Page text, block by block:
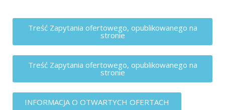
Treść Zapytania ofertowego, opublikowanego na
stronie
Treść Zapytania ofertowego, opublikowanego na
stronie
INFORMACJA O OTWARTYCH OFERTACH